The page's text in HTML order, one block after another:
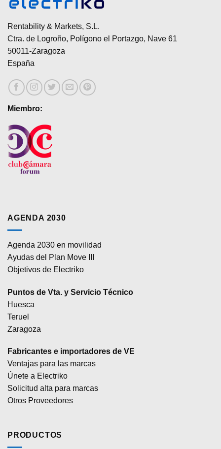
Rentability & Markets, S.L.
Ctra. de Logroño, Polígono el Portazgo, Nave 61
50011-Zaragoza
España
Miembro:
AGENDA 2030
Agenda 2030 en movilidad
Ayudas del Plan Move III
Objetivos de Electriko
Puntos de Vta. y Servicio Técnico
Huesca
Teruel
Zaragoza
Fabricantes e importadores de VE
Ventajas para las marcas
Únete a Electriko
Solicitud alta para marcas
Otros Proveedores
PRODUCTOS